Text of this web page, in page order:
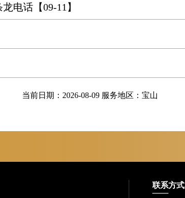
龙电话 【09-11】
当前日期：2026-08-09 服务地区：宝山
联系方式